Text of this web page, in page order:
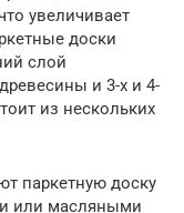
увеличивает
доски
слой
и 3-х и 4-
из нескольких
паркетную доску
или масляными